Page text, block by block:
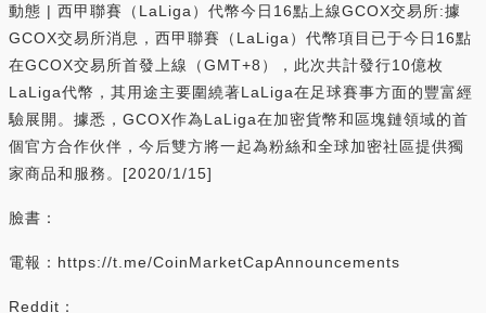
動態 | 西甲聯賽（LaLiga）代幣今日16點上線GCOX交易所:據
GCOX交易所消息，西甲聯賽（LaLiga）代幣項目已于今日16點
在GCOX交易所首發上線（GMT+8），此次共計發行10億枚
LaLiga代幣，其用途主要圍繞著LaLiga在足球賽事方面的豐富經
驗展開。據悉，GCOX作為LaLiga在加密貨幣和區塊鏈領域的首
個官方合作伙伴，今后雙方將一起為粉絲和全球加密社區提供獨
家商品和服務。[2020/1/15]
臉書：
電報：https://t.me/CoinMarketCapAnnouncements
Reddit：